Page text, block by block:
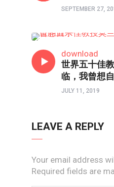
SEPTEMBER 27,
download
世界五十佳
临，我曾想
JULY 11, 2019
LEAVE A REPLY
Your email address
Required fields are